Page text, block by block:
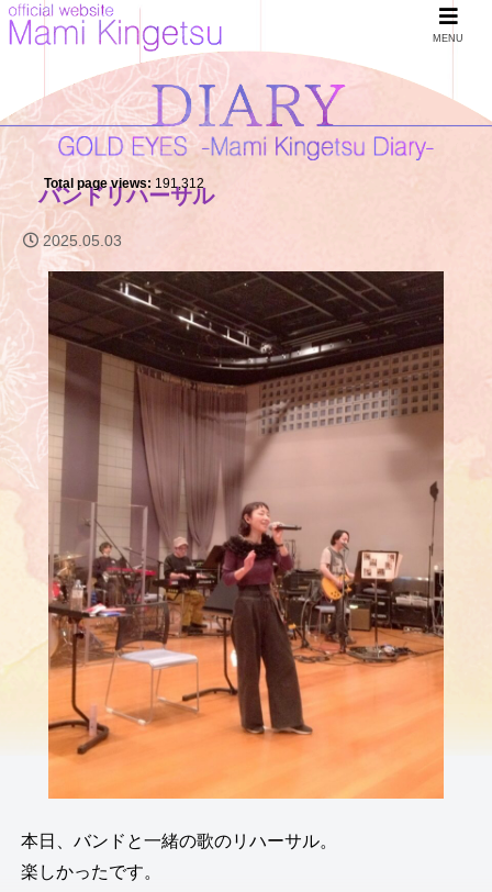
Total page views: 191,312
バンドリハーサル
2025.05.03
本日、バンドと一緒の歌のリハーサル。
楽しかったです。
MENU